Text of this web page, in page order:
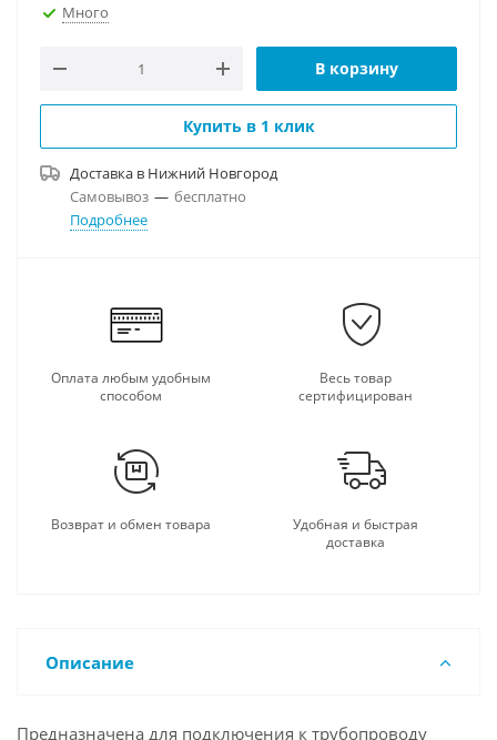
Много
В корзину
Купить в 1 клик
Доставка в Нижний Новгород
Самовывоз — бесплатно
Подробнее
Оплата любым удобным
способом
Весь товар
сертифицирован
Возврат и обмен товара
Удобная и быстрая
доставка
Описание
Предназначена для подключения к трубопроводу